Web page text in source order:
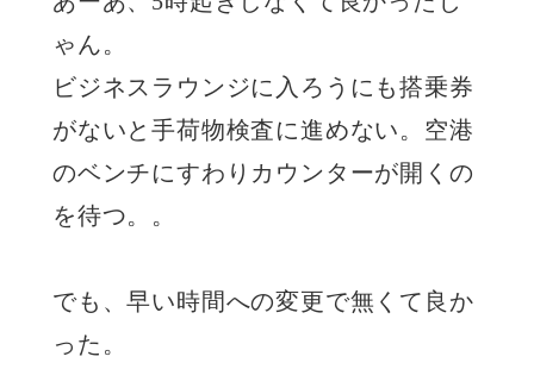
ゃん。
ビジネスラウンジに入ろうにも搭乗券
がないと手荷物検査に進めない。空港
のベンチにすわりカウンターが開くの
を待つ。。
でも、早い時間への変更で無くて良か
った。